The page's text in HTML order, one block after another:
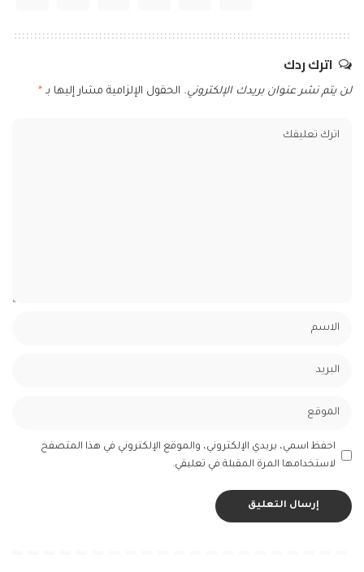
اترك ردك
لن يتم نشر عنوان بريدك الإلكتروني. الحقول الإلزامية مشار إليها بـ *
احفظ اسمي، بريدي الإلكتروني، والموقع الإلكتروني في هذا المتصفح
لاستخدامها المرة المقبلة في تعليقي.